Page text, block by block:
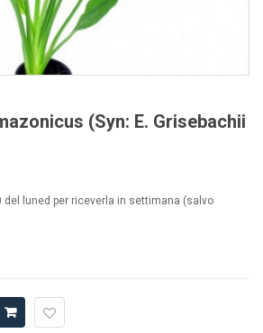
(Syn: E. Grisebachii
del luned per riceverla in settimana (salvo